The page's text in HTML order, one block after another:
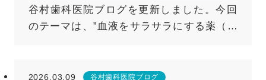
のネバつきの 多くは一時的なものですが、
中には日々のケアだけでは 改善しないケー
感じる」 という場合は、 主に次の2つの可
の口腔外科または専門外来を紹介させてい
ただきます。 詳しくはこちら
谷村歯科医院ブログを更新しました。今回
のテーマは、”血液をサラサラにする薬（抗
2026.03.09 谷村歯科医院ブログ